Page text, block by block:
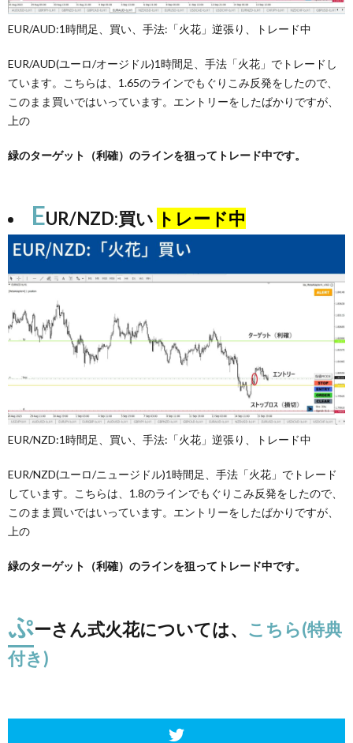
EUR/AUD:1時間足、買い、手法:「火花」逆張り、トレード中
EUR/AUD(ユーロ/オージドル)1時間足、手法「火花」でトレードし
ています。こちらは、1.65のラインでもぐりこみ反発をしたので、
このまま買いではいっています。エントリーをしたばかりですが、
上の
緑のターゲット（利確）のラインを狙ってトレード中です。
EUR/NZD:買い トレード中
EUR/NZD:1時間足、買い、手法:「火花」逆張り、トレード中
EUR/NZD(ユーロ/ニュージドル)1時間足、手法「火花」でトレード
しています。こちらは、1.8のラインでもぐりこみ反発をしたので、
このまま買いではいっています。エントリーをしたばかりですが、
上の
緑のターゲット（利確）のラインを狙ってトレード中です。
ぷーさん式火花については、 こちら(特典
付き)